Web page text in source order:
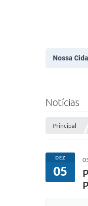
Nossa
Notícias
Principal
DEZ
05